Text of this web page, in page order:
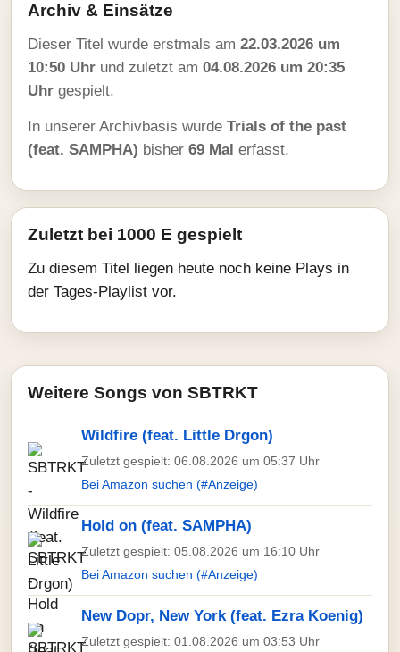
Archiv & Einsätze
Dieser Titel wurde erstmals am 22.03.2026 um
10:50 Uhr und zuletzt am 04.08.2026 um 20:35
Uhr gespielt.
In unserer Archivbasis wurde Trials of the past
(feat. SAMPHA) bisher 69 Mal erfasst.
Zuletzt bei 1000 E gespielt
Zu diesem Titel liegen heute noch keine Plays in
der Tages-Playlist vor.
Weitere Songs von SBTRKT
Wildfire (feat. Little Drgon)
Zuletzt gespielt: 06.08.2026 um 05:37 Uhr
Bei Amazon suchen (#Anzeige)
Hold on (feat. SAMPHA)
Zuletzt gespielt: 05.08.2026 um 16:10 Uhr
Bei Amazon suchen (#Anzeige)
New Dopr, New York (feat. Ezra Koenig)
Zuletzt gespielt: 01.08.2026 um 03:53 Uhr